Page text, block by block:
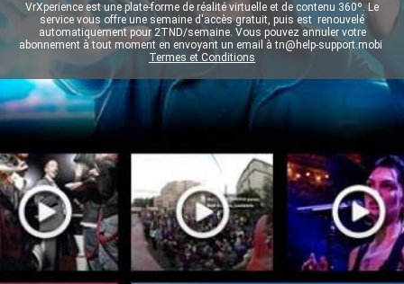
VrXperience est une plate-forme de réalité virtuelle et de contenu 360º. Le
service vous offre une semaine d'accès gratuit, puis est renouvelé
automatiquement pour 2TND/semaine. Vous pouvez annuler votre
abonnement à tout moment en envoyant un email àtn@help-support.mobi
Termes et Conditions